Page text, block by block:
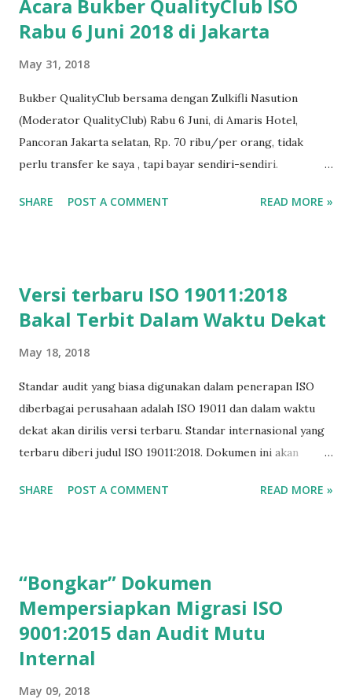
Acara Bukber QualityClub ISO
Rabu 6 Juni 2018 di Jakarta
May 31, 2018
Bukber QualityClub bersama dengan Zulkifli Nasution
(Moderator QualityClub) Rabu 6 Juni, di Amaris Hotel,
Pancoran Jakarta selatan, Rp. 70 ribu/per orang, tidak
perlu transfer ke saya , tapi bayar sendiri-sendiri.
tentang praktek-praktek ISO di perusahaan melalui WA
diskusi dengan sesama pengguna standar ISO. Sebab itu
saya membangun komunitas ISO dengan nama QualityClub.
pertemuan atau kopi darat (kopdar). Kopdar banyak
diminati dan dihadiri oleh para anggota QualityClub. Kali ini
QualityClub mengadakan bukber atau buka bersama.
Berminat? Silahkan datang.
SHARE POST A COMMENT READ MORE »
Versi terbaru ISO 19011:2018
Bakal Terbit Dalam Waktu Dekat
May 18, 2018
Standar audit yang biasa digunakan dalam penerapan ISO
diberbagai perusahaan adalah ISO 19011 dan dalam waktu
dekat akan dirilis versi terbaru. Standar internasional yang
terbaru diberi judul ISO 19011:2018. Dokumen ini akan
panduan tentang sistem manajemen audit, termasuk
audit, termasuk orang yang mengelola audit, program
audit, auditor dan tim audit. Versi terbaru ISO 19011:2018
direncanakan terbit pertengahan 2018. Baca juga: Pedoman
Audit ISO 19011:2018 Terbaru
SHARE POST A COMMENT READ MORE »
“Bongkar” Dokumen
Mempersiapkan Migrasi ISO
9001:2015 dan Audit Mutu
Internal
May 09, 2018